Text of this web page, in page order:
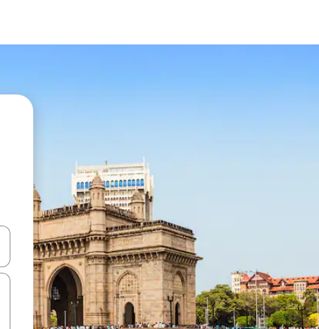
le haut et vers le bas pour les parcourir ou en appuyant et en